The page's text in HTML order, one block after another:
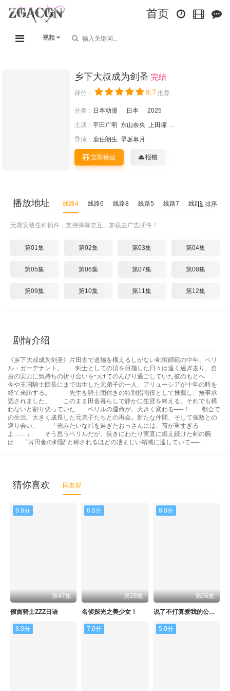
首页
视频
乡下大叔成为剑圣 完结
评分： 8.7 推荐
分类： 日本动漫 日本
2025
主演： 平田广明 东山奈央 上田瞳 ..
导演： 鹿住朗生 早坂皐月
立即播放 报错
排序
播放地址 线路4 线路6 线路8 线路5 线路7 线路3 线路2
无需安装任何插件，支持弹幕交互，加载去广告插件！
第01集 第02集 第03集 第04集
第05集 第06集 第07集 第08集
第09集 第10集 第11集 第12集
剧情介绍
《乡下大叔成为剑圣》片田舎で道場を構えるしがない剣術師範の中年、ベリ
ル・ガーデナント。 剣士としての頂を目指した日々は遠く過ぎ去り、自
身の実力に気持ちの折り合いをつけてのんびり過ごしていた彼のもとへ
今や王国騎士団長にまで出世した元弟子の一人、アリューシアが十年の時を
経て来訪する。 「先生を騎士団付きの特別指南役として推薦し、無事承
認されました」 このまま田舎暮らしで静かに生涯を終える、それでも構
わないと割り切っていた ベリルの運命が、大きく変わる──！ 都会で
の生活。大きく成長した元弟子たちとの再会。新たな仲間、そして強敵との
巡り会い。 「俺みたいな峠を過ぎたおっさんには、荷が重すぎる
よ……」 そう思うベリルだが、長きにわたり実直に鍛え続けた剣の腕
は ”片田舎の剣聖”と称されるほどの凄まじい領域に達していて──…
猜你喜欢 同类型
9.8分
第47集
假面骑士ZZZ日语
6.0分
第28集
名侦探光之美少女！
8.0分
第06集
说了不打算爱我的公爵继承人，不知为何对我宠爱有加
8.0分 7.0分 5.0分